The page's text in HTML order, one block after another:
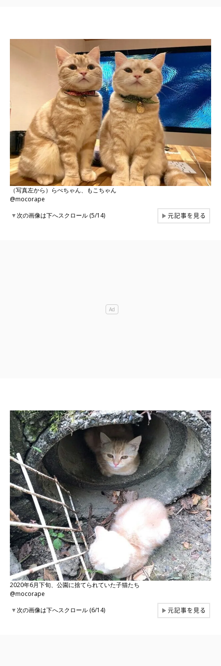
（写真左から）らぺちゃん、もこちゃん
@mocorape
▼次の画像は下へスクロール (5/14) ▶元記事を見る
2020年6月下旬、公園に捨てられていた子猫たち
@mocorape
▼次の画像は下へスクロール (6/14) ▶元記事を見る